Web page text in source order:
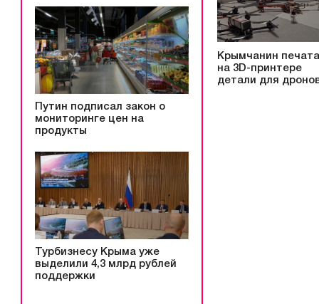
Путин подписал закон о
мониторинге цен на
продукты
Турбизнесу Крыма уже
выделили 4,3 млрд рублей
поддержки
Крымчанин
на 3D-принтере
детали для